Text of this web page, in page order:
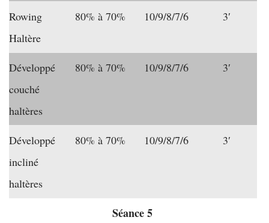
Rowing
Haltère
80% à 70% 10/9/8/7/6 3′
Développé
couché
haltères
80% à 70% 10/9/8/7/6 3′
Développé
incliné
haltères
80% à 70% 10/9/8/7/6 3′
Séance 5